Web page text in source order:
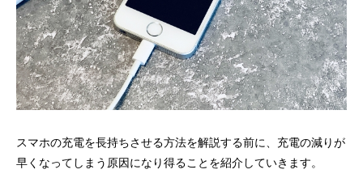
スマホの充電を長持ちさせる方法を解説する前に、充電の減りが
早くなってしまう原因になり得ることを紹介していきます。